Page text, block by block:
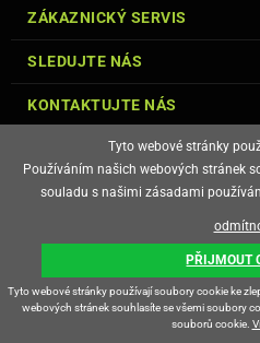
ZÁKAZNICKÝ SERVIS
SLEDUJTE NÁS
KONTAKTUJTE NÁS
E-shop vytvořila
Tyto webové stránky
Používáním našich webových stránek
souladu s našimi zásadami
PŘIJMOUT
Tyto webové stránky používají soubory cookie ke
webových stránek souhlasíte se všemi soubory
souborů cookie.